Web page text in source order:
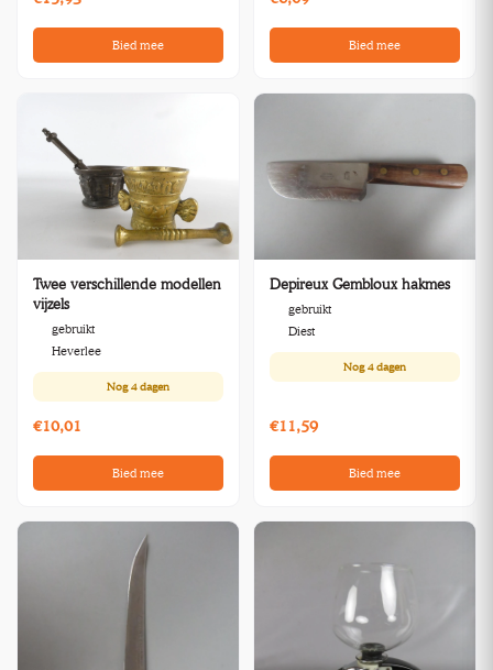
Bied mee Bied mee
Twee verschillende modellen
vijzels
gebruikt
Heverlee
Nog4 dagen
€10,01
Bied mee
Depireux Gembloux hakmes
gebruikt
Diest
Nog4 dagen
€11,59
Bied mee